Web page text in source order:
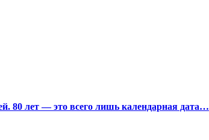
80 лет — это всего лишь календарная дата…